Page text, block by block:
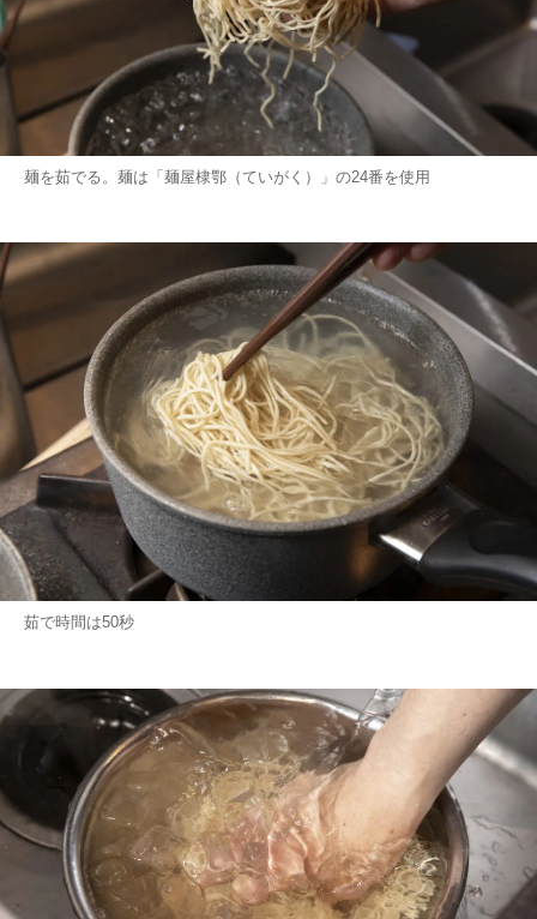
麺を茹でる。麺は「麺屋棣鄂（ていがく）」の24番を使用
茹で時間は50秒